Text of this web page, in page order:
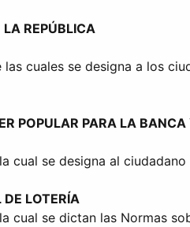
LA REPÚBLICA
cuales se designa a los
POPULAR PARA LA
cual se designa al
LOTERÍA
cual se dictan las Normas